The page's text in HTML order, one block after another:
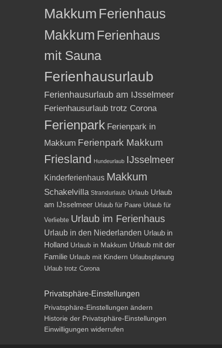
Makkum Ferienhaus
Makkum Ferienhaus
mit Sauna
Ferienhausurlaub
Ferienhausurlaub am IJsselmeer
Ferienhausurlaub trotz Corona
Ferienpark Ferienpark in
Makkum Ferienpark Makkum
Friesland Hundeurlaub IJsselmeer
Kinderferienhaus Makkum
Schakelvilla Strandurlaub Urlaub Urlaub
am IJsselmeer Urlaub für Paare Urlaub für
Verliebte Urlaub im Ferienhaus
Urlaub in den Niederlanden Urlaub in
Holland Urlaub in Makkum Urlaub mit der
Familie Urlaub mit Kindern Urlaubsplanung
Urlaub trotz Corona
Privatsphäre-Einstellungen
Privatsphäre-Einstellungen ändern
Historie der Privatsphäre-Einstellungen
Einwilligungen widerrufen